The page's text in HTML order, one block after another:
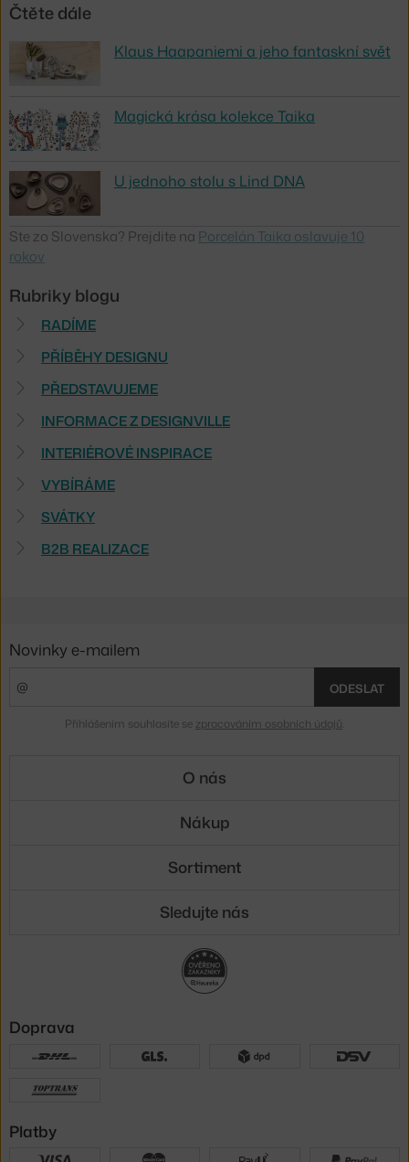
Čtěte dále
Klaus Haapaniemi a jeho fantaskní svět
Magická krása kolekce Taika
U jednoho stolu s Lind DNA
Ste zo Slovenska? Prejdite na Porcelán Taika oslavuje 10
rokov
Rubriky blogu
RADÍME
PŘÍBĚHY DESIGNU
PŘEDSTAVUJEME
INFORMACE Z DESIGNVILLE
INTERIÉROVÉ INSPIRACE
VYBÍRÁME
SVÁTKY
B2B REALIZACE
Novinky e-mailem
ODESLAT
Přihlášením souhlasíte se zpracováním osobních údajů
O nás
Nákup
Sortiment
Sledujte nás
Doprava
Platby